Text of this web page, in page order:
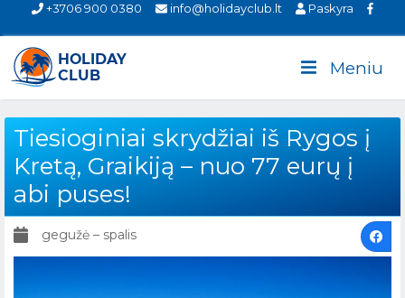
+3706 900 0380 info@holidayclub.lt Paskyra
Meniu
Tiesioginiai skrydžiai iš Rygos į
Kretą, Graikiją – nuo 77 eurų į
abi puses!
gegužė – spalis